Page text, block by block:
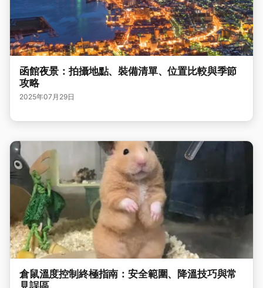
函館夜景：拍攝地點、裝備清單、位置比較與季節
攻略
2025年07月29日
倉鼠溫度控制終極指南：安全範圍、降溫技巧與常
見誤區